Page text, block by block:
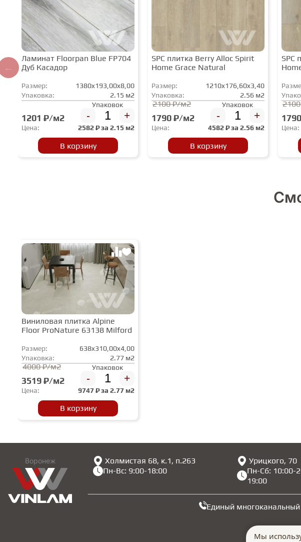
Ламинат Floorpan Blue FP704
Дуб Касадор
Размер:
1380x193,00x8,00
Упаковка:
2.15 м2
1201 ₽/м2
Упаковок
- +
Цена: 2582₽ за 2.15 м2
В корзину
SPC плитка Berry Alloc Spirit
Home Grace Natural
Размер:
1210x176,60x3,40
Упаковка:
2.56 м2
2100 ₽/м2
1790 ₽/м2
Упаковок
- +
Цена: 4582₽ за 2.56 м2
В корзину
SPC
Цена:
Виниловая плитка Alpine
Floor ProNature 63138 Milford
Размер:
638x310,00x4,00
Упаковка:
2.77 м2
4000 ₽/м2
3519 ₽/м2
Упаковок
- +
Цена: 9747₽ за 2.77 м2
В корзину
Воронеж
Холмистая 68, к.1, п.263
Пн-Вс: 9:00-18:00
Урицкого, 70
Пн-Сб: 10:00-
19:00
Единый
Мы